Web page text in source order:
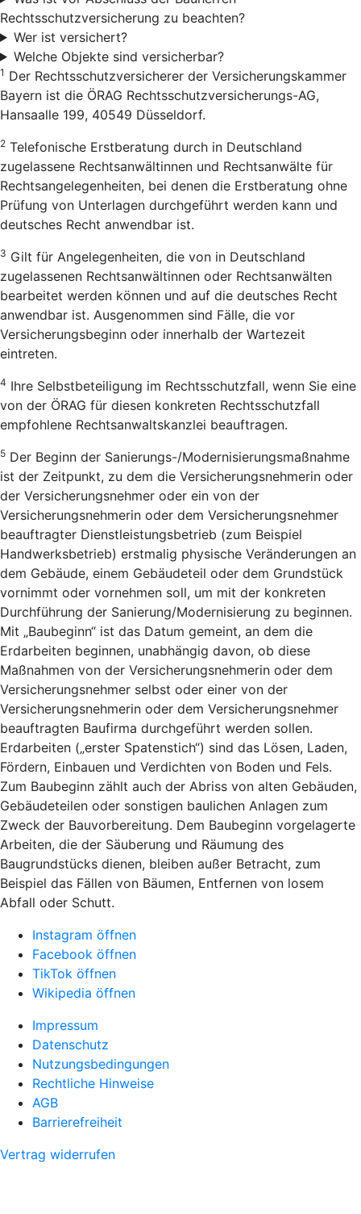
Rechtsschutzversicherung zu beachten?
Wer ist versichert?
Welche Objekte sind versicherbar?
1 Der Rechtsschutzversicherer der Versicherungskammer
Bayern ist die ÖRAG Rechtsschutzversicherungs-AG,
Hansaalle 199, 40549 Düsseldorf.
2 Telefonische Erstberatung durch in Deutschland
zugelassene Rechtsanwältinnen und Rechtsanwälte für
Rechtsangelegenheiten, bei denen die Erstberatung ohne
Prüfung von Unterlagen durchgeführt werden kann und
deutsches Recht anwendbar ist.
3 Gilt für Angelegenheiten, die von in Deutschland
zugelassenen Rechtsanwältinnen oder Rechtsanwälten
bearbeitet werden können und auf die deutsches Recht
anwendbar ist. Ausgenommen sind Fälle, die vor
Versicherungsbeginn oder innerhalb der Wartezeit
eintreten.
4 Ihre Selbstbeteiligung im Rechtsschutzfall, wenn Sie eine
von der ÖRAG für diesen konkreten Rechtsschutzfall
empfohlene Rechtsanwaltskanzlei beauftragen.
5 Der Beginn der Sanierungs-/Modernisierungsmaßnahme
ist der Zeitpunkt, zu dem die Versicherungsnehmerin oder
der Versicherungsnehmer oder ein von der
Versicherungsnehmerin oder dem Versicherungsnehmer
beauftragter Dienstleistungsbetrieb (zum Beispiel
Handwerksbetrieb) erstmalig physische Veränderungen an
dem Gebäude, einem Gebäudeteil oder dem Grundstück
vornimmt oder vornehmen soll, um mit der konkreten
Durchführung der Sanierung/Modernisierung zu beginnen.
Mit „Baubeginn“ ist das Datum gemeint, an dem die
Erdarbeiten beginnen, unabhängig davon, ob diese
Maßnahmen von der Versicherungsnehmerin oder dem
Versicherungsnehmer selbst oder einer von der
Versicherungsnehmerin oder dem Versicherungsnehmer
beauftragten Baufirma durchgeführt werden sollen.
Erdarbeiten („erster Spatenstich“) sind das Lösen, Laden,
Fördern, Einbauen und Verdichten von Boden und Fels.
Zum Baubeginn zählt auch der Abriss von alten Gebäuden,
Gebäudeteilen oder sonstigen baulichen Anlagen zum
Zweck der Bauvorbereitung. Dem Baubeginn vorgelagerte
Arbeiten, die der Säuberung und Räumung des
Baugrundstücks dienen, bleiben außer Betracht, zum
Beispiel das Fällen von Bäumen, Entfernen von losem
Abfall oder Schutt.
Instagram öffnen
Facebook öffnen
TikTok öffnen
Wikipedia öffnen
Impressum
Datenschutz
Nutzungsbedingungen
Rechtliche Hinweise
AGB
Barrierefreiheit
Vertrag widerrufen